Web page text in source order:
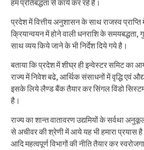
हम प्रतिबद्धता से कार्य कर रहे है।
प्रदेश में वित्तीय अनुशासन के साथ राजस्व प्राप्ति
क्रियान्वयन में होने वाली धनराशि के समयबद्धता,
साथ व्यय किये जाने के भी निर्देश दिये गये है।
बताया कि प्रदेश में शीघ्र ही इन्वेस्टर समिट का
राज्य में निवेश बढे, आर्थिक संसाधनों में वृद्धि एवं
इसके लिये लैण्ड बैंक तैयार कर सिंगल विंडो सिस्टम
है।
राज्य का शान्त वातावरण उद्यमियों के सर्वथा
से अचीवर की श्रेणी में आये यह भी हमारा प्रयास
आदि महत्वपूर्ण विभागों की नीति तैयार कर